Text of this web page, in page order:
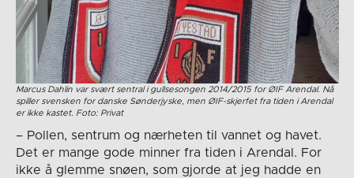
Marcus Dahlin var svært sentral i gullsesongen 2014/2015 for ØIF Arendal. Nå
spiller svensken for danske Sønderjyske, men ØIF-skjerfet fra tiden i Arendal
er ikke kastet. Foto: Privat
– Pollen, sentrum og nærheten til vannet og havet.
Det er mange gode minner fra tiden i Arendal. For
ikke å glemme snøen, som gjorde at jeg hadde en